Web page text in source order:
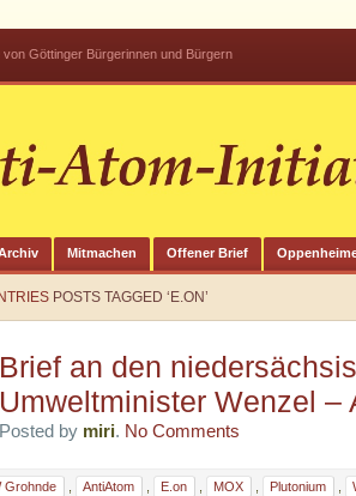
von Göttinger Bürgerinnen und Bürgern
Mitmachen Offener Brief
POSTS TAGGED ‘E.ON’
Brief an den
Umweltminister Wenzel –
Posted by miri. No Comments
Grohnde AntiAtom E.on MOX Plutonium